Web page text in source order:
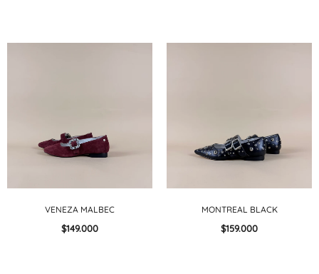
VENEZA MALBEC
$149.000
MONTREAL BLACK
$159.000